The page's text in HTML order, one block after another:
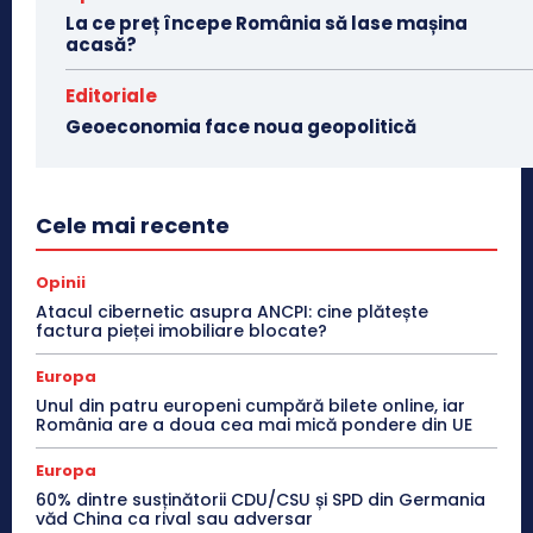
La ce preț începe România să lase mașina
acasă?
Editoriale
Geoeconomia face noua geopolitică
Cele mai recente
Opinii
Atacul cibernetic asupra ANCPI: cine plătește
factura pieței imobiliare blocate?
Europa
Unul din patru europeni cumpără bilete online, iar
România are a doua cea mai mică pondere din UE
Europa
60% dintre susținătorii CDU/CSU și SPD din Germania
văd China ca rival sau adversar